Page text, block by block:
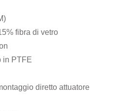
fibra di vetro
in PTFE
diretto attuatore